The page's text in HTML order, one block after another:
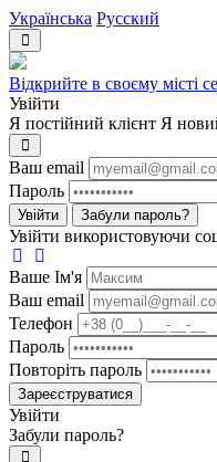
Українська Русский
Відкрийте в своєму місті
Увійти
Я постійний клієнт Я
Ваш email
Пароль
Увійти Забули пароль?
Увійти використовуючи
Ваше Iм'я
Ваш email
Телефон
Пароль
Повторіть пароль
Зареєструватися
Увійти
Забули пароль?